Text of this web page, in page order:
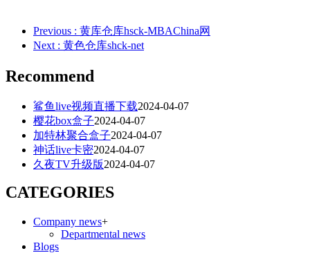
Previous : 黄库仓库hsck-MBAChina网
Next : 黄色仓库shck-net
Recommend
鲨鱼live视频直播下载2024-04-07
樱花box盒子2024-04-07
加特林聚合盒子2024-04-07
神话live卡密2024-04-07
久夜TV升级版2024-04-07
CATEGORIES
Company news+
Departmental news
Blogs